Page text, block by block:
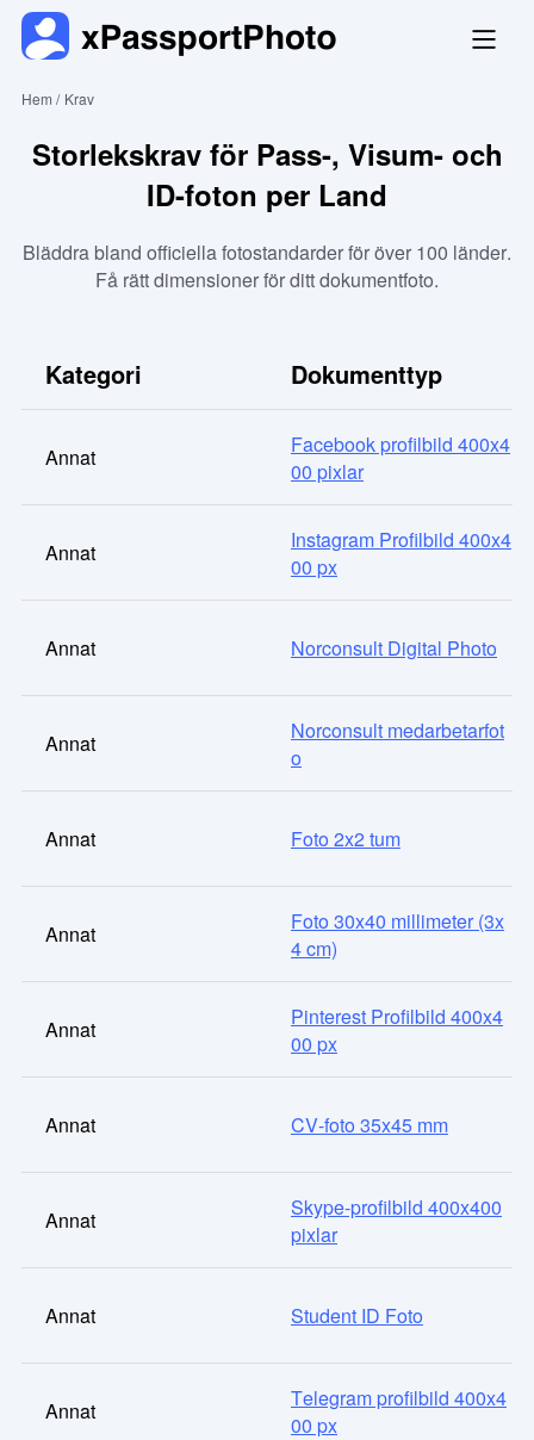
Hem / Krav
Storlekskrav för Pass-, Visum- och
ID-foton per Land
Bläddra bland officiella fotostandarder för över 100 länder.
Få rätt dimensioner för ditt dokumentfoto.
Kategori Dokumenttyp
Annat
Facebook profilbild 400x4
00 pixlar
Annat
Instagram Profilbild 400x4
00 px
Annat Norconsult Digital Photo
Annat
Norconsult medarbetarfot
o
Annat Foto 2x2 tum
Annat
Foto 30x40 millimeter (3x
4 cm)
Annat
Pinterest Profilbild 400x4
00 px
Annat CV-foto 35x45 mm
Annat
Skype-profilbild 400x400
pixlar
Annat Student ID Foto
Annat
Telegram profilbild 400x4
00 px